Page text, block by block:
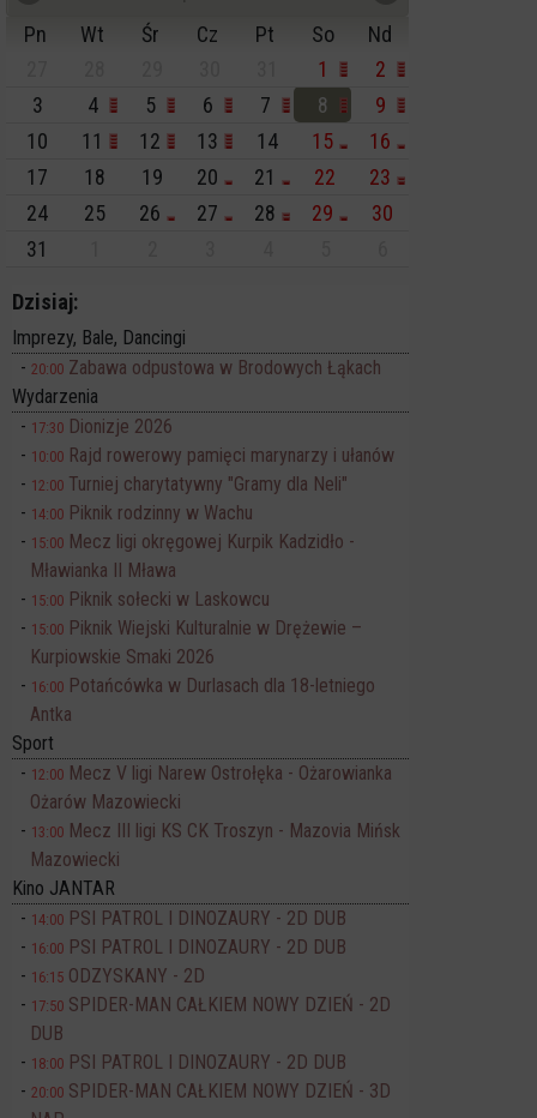
Pn
Wt Śr Cz Pt So
Nd
1
2
3
4 5 6 7 8
9
10
11 12 13 14 15
16
17
18 19 20 21 22
23
24
25 26 27 28 29
30
31
Dzisiaj:
Imprezy, Bale, Dancingi
20:00 Zabawa odpustowa w Brodowych Łąkach
Wydarzenia
17:30 Dionizje 2026
10:00 Rajd rowerowy pamięci marynarzy i ułanów
12:00 Turniej charytatywny "Gramy dla Neli"
14:00 Piknik rodzinny w Wachu
15:00 Mecz ligi okręgowej Kurpik Kadzidło -
Mławianka II Mława
15:00 Piknik sołecki w Laskowcu
15:00 Piknik Wiejski Kulturalnie w Drężewie –
Kurpiowskie Smaki 2026
16:00 Potańcówka w Durlasach dla 18-letniego
Antka
Sport
12:00 Mecz V ligi Narew Ostrołęka - Ożarowianka
Ożarów Mazowiecki
13:00 Mecz III ligi KS CK Troszyn - Mazovia Mińsk
Mazowiecki
Kino JANTAR
14:00 PSI PATROL I DINOZAURY - 2D DUB
16:00 PSI PATROL I DINOZAURY - 2D DUB
16:15 ODZYSKANY - 2D
17:50 SPIDER-MAN CAŁKIEM NOWY DZIEŃ - 2D
DUB
18:00 PSI PATROL I DINOZAURY - 2D DUB
20:00 SPIDER-MAN CAŁKIEM NOWY DZIEŃ - 3D